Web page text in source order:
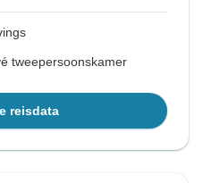
tweepersoonskamer
reisdata